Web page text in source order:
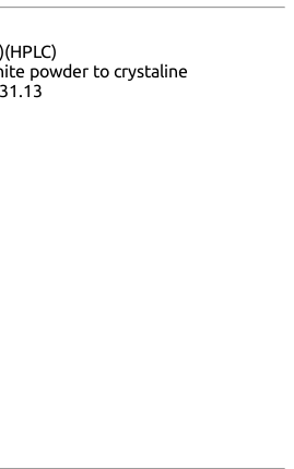
powder to crystaline